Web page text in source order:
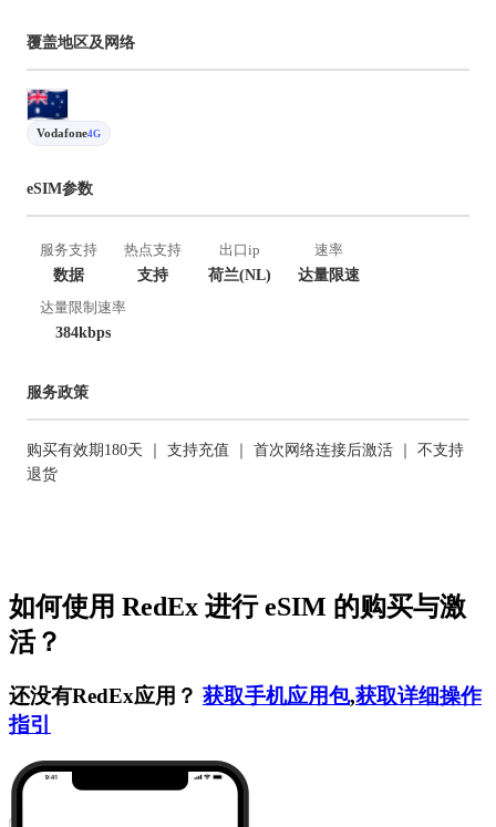
覆盖地区及网络
Vodafone4G
eSIM参数
服务支持
数据
热点支持
支持
出口ip
荷兰(NL)
速率
达量限速
达量限制速率
384kbps
服务政策
购买有效期180天 ｜ 支持充值 ｜ 首次网络连接后激活 ｜ 不支持
退货
如何使用 RedEx 进行 eSIM 的购买与激
活？
还没有RedEx应用？ 获取手机应用包,获取详细操作
指引